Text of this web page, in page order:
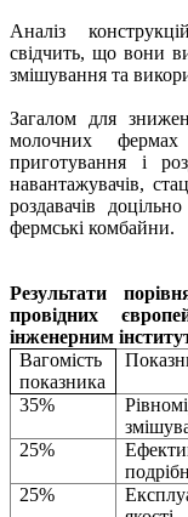
Аналіз
свідчить, що вони
змішування та
Загалом для
молочних
приготування і
навантажувачів,
роздавачів
фермські комбайни.
Результати
провідних
інженерним
Вагомість
показника
35%
25%
25%